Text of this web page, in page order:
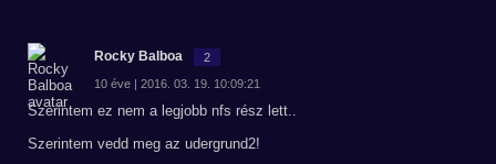
Rocky Balboa 2
10 éve | 2016. 03. 19. 10:09:21
Szerintem ez nem a legjobb nfs rész lett..
Szerintem vedd meg az udergrund2!